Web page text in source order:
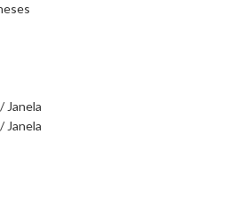
Janela
Janela